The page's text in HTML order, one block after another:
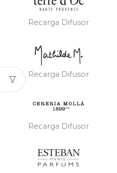
Recarga Difusor
Recarga Difusor
Recarga Difusor